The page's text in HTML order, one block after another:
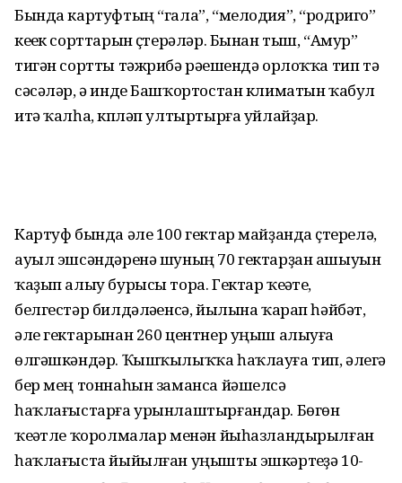
Бында картуфтың “гала”, “мелодия”, “родриго”
кеүек сорттарын үҫтерәләр. Бынан тыш, “Амур”
тигән сортты тәжрибә рәүешендә орлоҡҡа тип тә
сәсәләр, ә инде Башҡортостан климатын ҡабул
итә ҡалһа, күпләп ултыртырға уйлайҙар.
Картуф бында әле 100 гектар майҙанда үҫтерелә,
ауыл эшсәндәренә шуның 70 гектарҙан ашыуын
ҡаҙып алыу бурысы тора. Гектар ҡеүәте,
белгестәр билдәләүенсә, йылына ҡарап һәйбәт,
әле гектарынан 260 центнер уңыш алыуға
өлгәшкәндәр. Ҡышҡылыҡҡа һаҡлауға тип, әлегә
бер мең тоннаһын заманса йәшелсә
һаҡлағыстарға урынлаштырғандар. Бөгөн
ҡеүәтле ҡоролмалар менән йыһазланды­рылған
һаҡлағыста йыйылған уңышты эшкәр­теүҙә 10-